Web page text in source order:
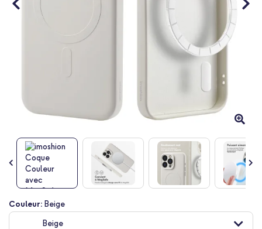
Passer
au
Couleur: Beige
Beige